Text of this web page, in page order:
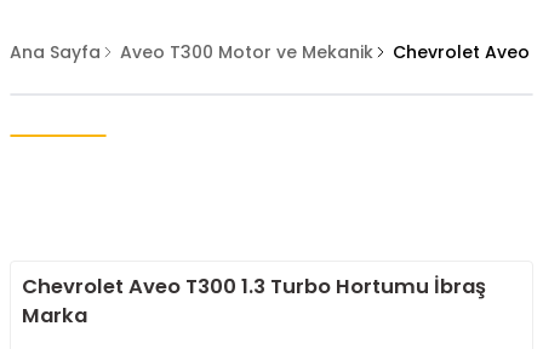
Ana Sayfa Aveo T300 Motor ve Mekanik Chevrolet Aveo
Chevrolet Aveo T300 1.3 Turbo Hortumu İbraş
Marka